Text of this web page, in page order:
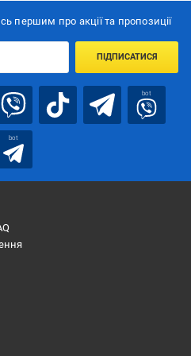
першим про акції та пропозиції
ПІДПИСАТИСЯ
bot
bot